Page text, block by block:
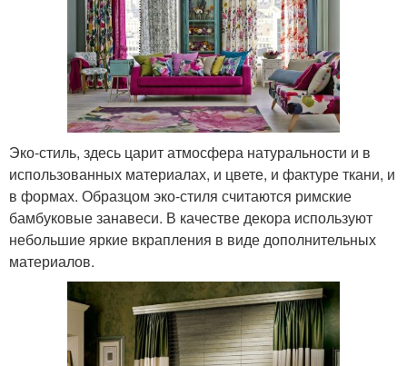
Эко-стиль, здесь царит атмосфера натуральности и в
использованных материалах, и цвете, и фактуре ткани, и
в формах. Образцом эко-стиля считаются римские
бамбуковые занавеси. В качестве декора используют
небольшие яркие вкрапления в виде дополнительных
материалов.